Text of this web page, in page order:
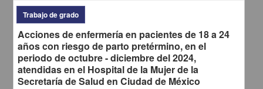
"Proceso de atención de enfermería a paciente con síndrome de
ovario poliquístico y ansiedad"
Bayona Ortega, Paola
2025
Medicina y Ciencias de la Salud
Trabajo de grado
Acciones de enfermería en pacientes de 18 a 24
años con riesgo de parto pretérmino, en el
periodo de octubre - diciembre del 2024,
atendidas en el Hospital de la Mujer de la
Secretaría de Salud en Ciudad de México